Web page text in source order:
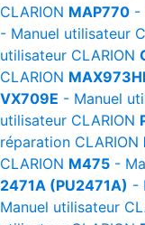
CLARION MAP770 -
- Manuel utilisateur
utilisateur CLARION
CLARION
VX709E - Manuel
utilisateur CLARION
réparation CLARION
CLARION M475 -
2471A (PU2471A) -
Manuel utilisateur